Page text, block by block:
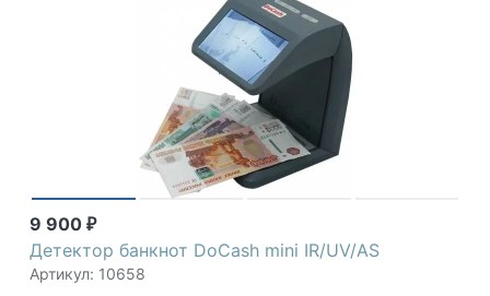
9 900 ₽
Детектор банкнот DoCash mini IR/UV/AS
Артикул: 10658